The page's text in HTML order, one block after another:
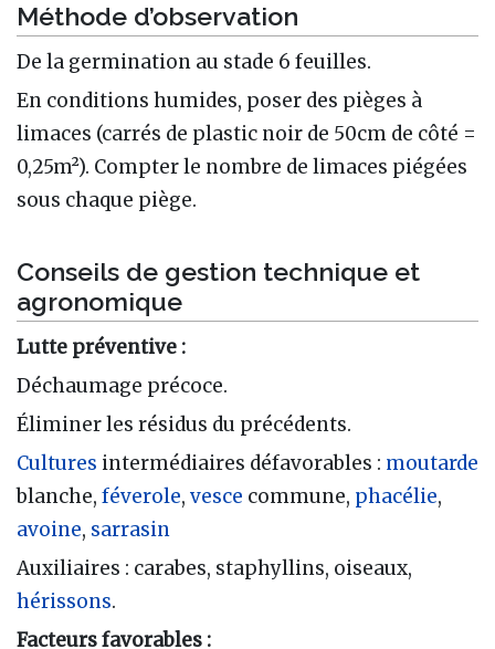
Méthode d’observation
De la germination au stade 6 feuilles.
En conditions humides, poser des pièges à
limaces (carrés de plastic noir de 50cm de côté =
0,25m²). Compter le nombre de limaces piégées
sous chaque piège.
Conseils de gestion technique et
agronomique
Lutte préventive :
Déchaumage précoce.
Éliminer les résidus du précédents.
Cultures intermédiaires défavorables : moutarde
blanche, féverole, vesce commune, phacélie,
avoine, sarrasin
Auxiliaires : carabes, staphyllins, oiseaux,
hérissons.
Facteurs favorables :